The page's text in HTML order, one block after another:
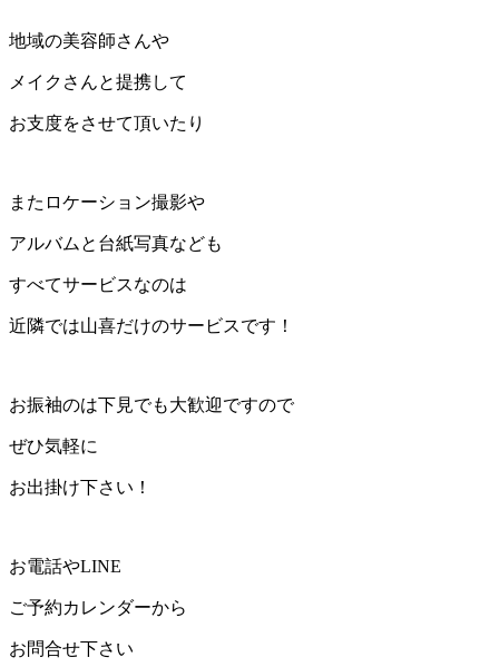
地域の美容師さんや
メイクさんと提携して
お支度をさせて頂いたり
またロケーション撮影や
アルバムと台紙写真なども
すべてサービスなのは
近隣では山喜だけのサービスです！
お振袖のは下見でも大歓迎ですので
ぜひ気軽に
お出掛け下さい！
お電話やLINE
ご予約カレンダーから
お問合せ下さい